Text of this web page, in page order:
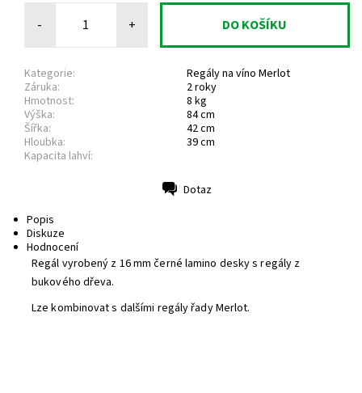
- +
Kategorie:
Regály na víno Merlot
Záruka:
2 roky
Hmotnost:
8 kg
Výška:
84 cm
Šířka:
42 cm
Hloubka:
39 cm
Kapacita lahví:
Dotaz
Popis
Diskuze
Hodnocení
Regál vyrobený z 16 mm černé lamino desky s regály z
bukového dřeva.
Lze kombinovat s dalšími regály řady Merlot.